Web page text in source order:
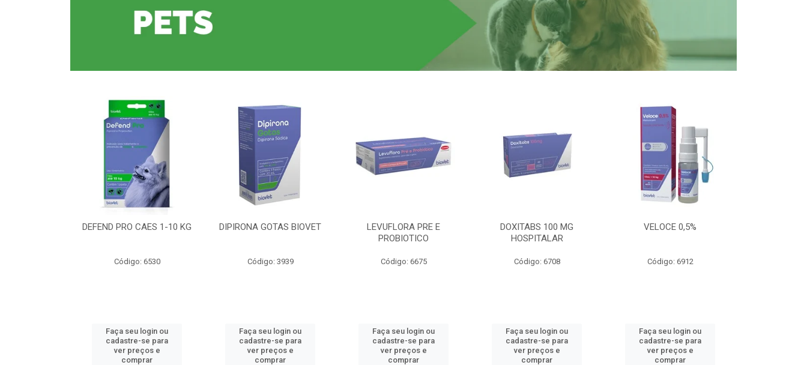
DEFEND PRO CAES 1-10 KG
Código: 6530
Faça seu login ou
cadastre-se para
ver preços e
comprar
DIPIRONA GOTAS BIOVET
Código: 3939
Faça seu login ou
cadastre-se para
ver preços e
comprar
LEVUFLORA PRE E
PROBIOTICO
Código: 6675
Faça seu login ou
cadastre-se para
ver preços e
comprar
DOXITABS 100 MG
HOSPITALAR
Código: 6708
Faça seu login ou
cadastre-se para
ver preços e
comprar
VELOCE 0,5%
Código: 6912
Faça seu login ou
cadastre-se para
ver preços e
comprar